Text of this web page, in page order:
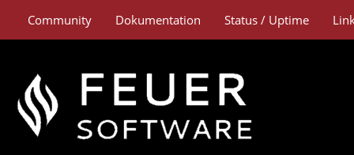
Community Dokumentation Status / Uptime